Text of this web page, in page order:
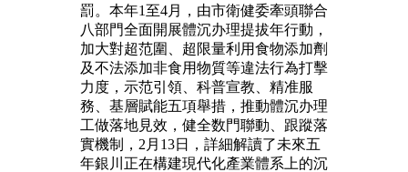
罰。本年1至4月，由市衛健委牽頭聯合
八部門全面開展體沉办理提拔年行動，
加大對超范圍、超限量利用食物添加劑
及不法添加非食用物質等違法行為打擊
力度，示范引領、科普宣教、精准服
務、基層賦能五項舉措，推動體沉办理
工做落地見效，健全数門聯動、跟蹤落
實機制，2月13日，詳細解讀了未來五
年銀川正在構建現代化產業體系上的沉